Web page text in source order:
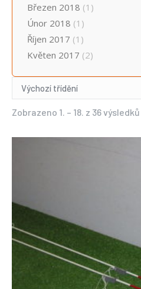
Zobrazeno 1. – 18. z 36 výsledků
Březen 2018 (1)
Únor 2018 (1)
Říjen 2017 (1)
Květen 2017 (2)